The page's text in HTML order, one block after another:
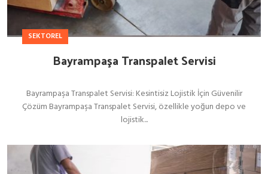
SEKTOREL
Bayrampaşa Transpalet Servisi
Bayrampaşa Transpalet Servisi: Kesintisiz Lojistik İçin Güvenilir
Çözüm Bayrampaşa Transpalet Servisi, özellikle yoğun depo ve
lojistik...